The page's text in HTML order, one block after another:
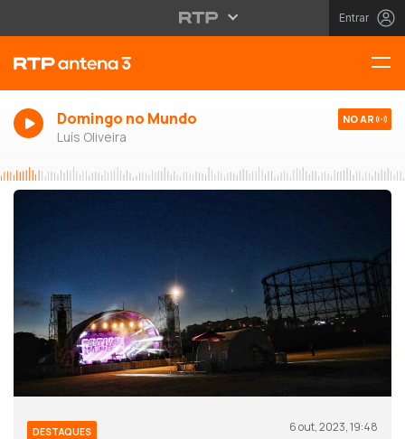
Entrar
Domingo no Mundo
Luís Oliveira
NO AR
DESTAQUES 6 out, 2023, 19:48